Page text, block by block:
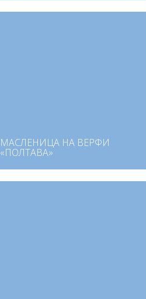
МАСЛЕНИЦА НА ВЕРФИ
«ПОЛТАВА»